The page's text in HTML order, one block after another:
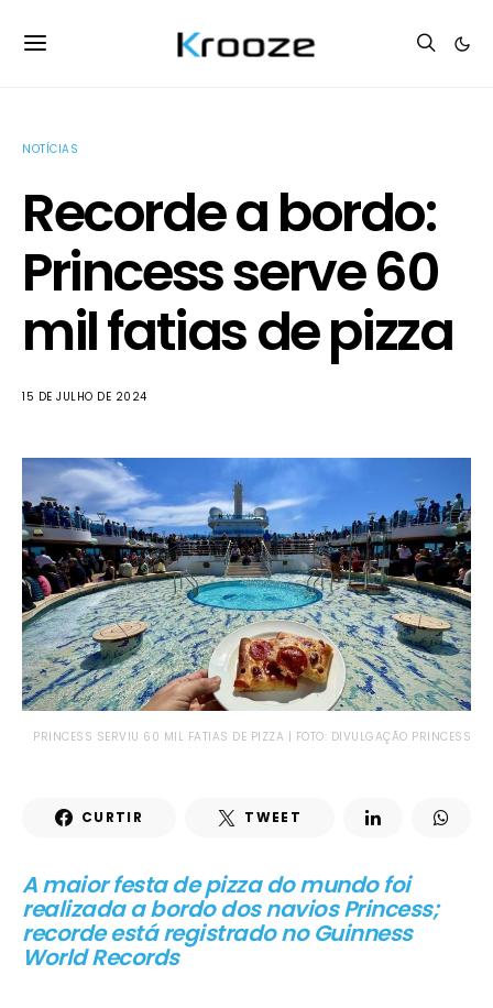
NOTÍCIAS
Recorde a bordo:
Princess serve 60
mil fatias de pizza
15 DE JULHO DE 2024
PRINCESS SERVIU 60 MIL FATIAS DE PIZZA | FOTO: DIVULGAÇÃO PRINCESS
CURTIR TWEET
A maior festa de pizza do mundo foi
realizada a bordo dos navios Princess;
recorde está registrado no Guinness
World Records